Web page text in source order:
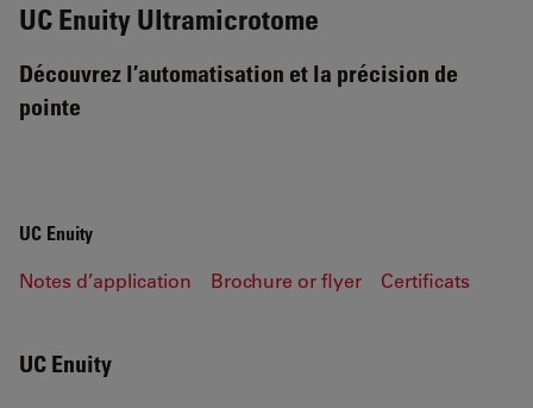
UC Enuity Ultramicrotome
Découvrez l’automatisation et la précision de
pointe
UC Enuity
Notes d’application Brochure or flyer Certificats
UC Enuity